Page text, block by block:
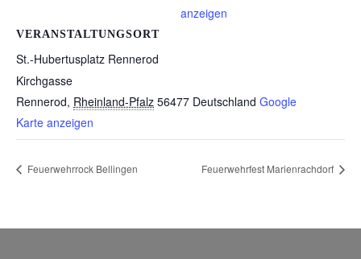
VERANSTALTUNGSORT
St.-Hubertusplatz Rennerod
Kirchgasse
Rennerod, Rheinland-Pfalz 56477 Deutschland Google
Karte anzeigen
anzeigen
Feuerwehrrock Bellingen Feuerwehrfest Marienrachdorf